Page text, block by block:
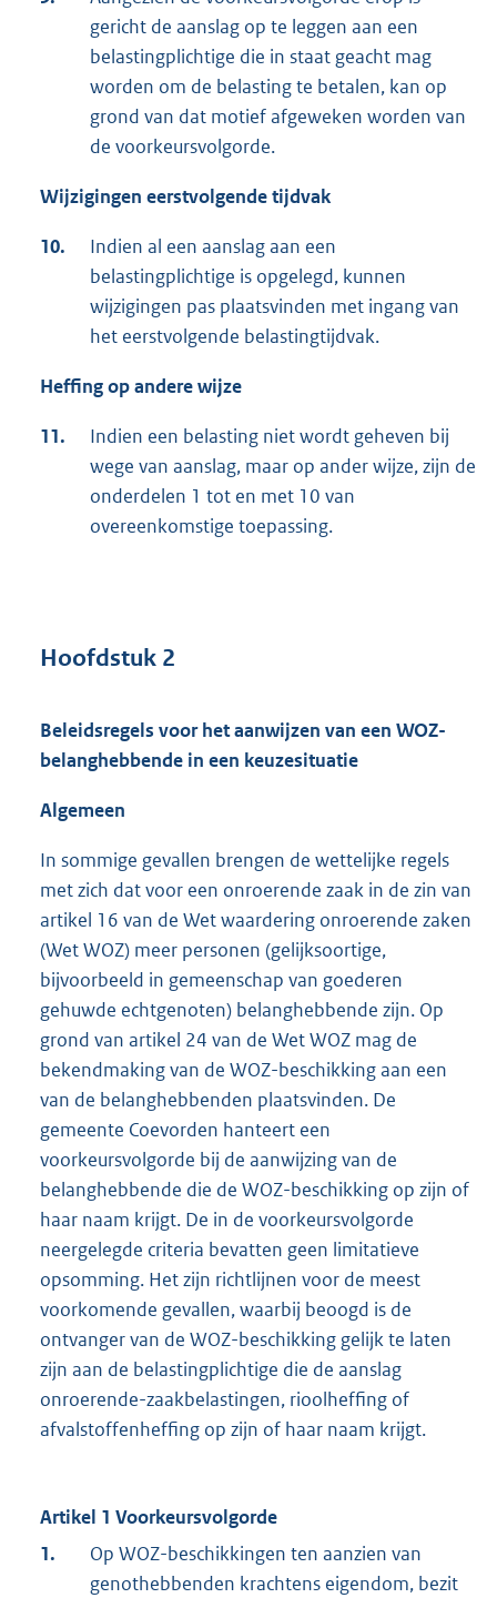
gericht de aanslag op te leggen aan een
belastingplichtige die in staat geacht mag
worden om de belasting te betalen, kan op
grond van dat motief afgeweken worden van
de voorkeursvolgorde.
Wijzigingen eerstvolgende tijdvak
10.
Indien al een aanslag aan een
belastingplichtige is opgelegd, kunnen
wijzigingen pas plaatsvinden met ingang van
het eerstvolgende belastingtijdvak.
Heffing op andere wijze
11.
Indien een belasting niet wordt geheven bij
wege van aanslag, maar op ander wijze, zijn de
onderdelen 1 tot en met 10 van
overeenkomstige toepassing.
Hoofdstuk 2
Beleidsregels voor het aanwijzen van een WOZ-
belanghebbende in een keuzesituatie
Algemeen
In sommige gevallen brengen de wettelijke regels
met zich dat voor een onroerende zaak in de zin van
artikel 16 van de Wet waardering onroerende zaken
(Wet WOZ) meer personen (gelijksoortige,
bijvoorbeeld in gemeenschap van goederen
gehuwde echtgenoten) belanghebbende zijn. Op
grond van artikel 24 van de Wet WOZ mag de
bekendmaking van de WOZ-beschikking aan een
van de belanghebbenden plaatsvinden. De
gemeente Coevorden hanteert een
voorkeursvolgorde bij de aanwijzing van de
belanghebbende die de WOZ-beschikking op zijn of
haar naam krijgt. De in de voorkeursvolgorde
neergelegde criteria bevatten geen limitatieve
opsomming. Het zijn richtlijnen voor de meest
voorkomende gevallen, waarbij beoogd is de
ontvanger van de WOZ-beschikking gelijk te laten
zijn aan de belastingplichtige die de aanslag
onroerende-zaakbelastingen, rioolheffing of
afvalstoffenheffing op zijn of haar naam krijgt.
Artikel 1 Voorkeursvolgorde
1.
Op WOZ-beschikkingen ten aanzien van
genothebbenden krachtens eigendom, bezit